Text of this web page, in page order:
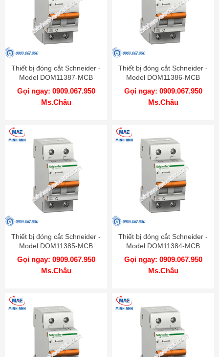
Thiết bị đóng cắt Schneider -
Model DOM11387-MCB
Gọi ngay: 0909.067.950
Ms.Châu
Thiết bị đóng cắt Schneider -
Model DOM11386-MCB
Gọi ngay: 0909.067.950
Ms.Châu
Thiết bị đóng cắt Schneider -
Model DOM11385-MCB
Gọi ngay: 0909.067.950
Ms.Châu
Thiết bị đóng cắt Schneider -
Model DOM11384-MCB
Gọi ngay: 0909.067.950
Ms.Châu